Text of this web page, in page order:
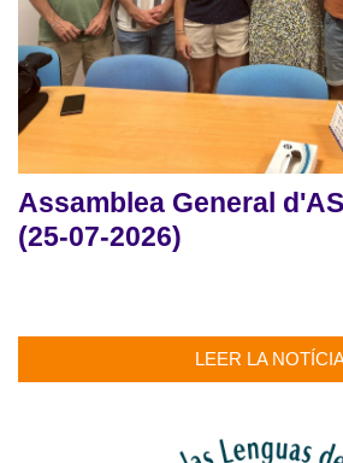
Assamblea General
(25-07-2026)
LEER LA